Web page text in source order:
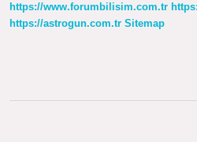
https://www.forumbilisim.com.tr
https://astrogun.com.tr Sitemap